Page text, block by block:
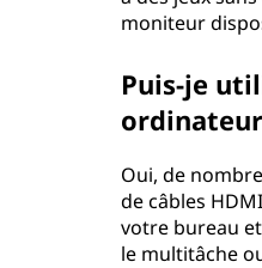
moniteur
Puis-je
Oui, de
de câbles
votre bureau
le multitâche